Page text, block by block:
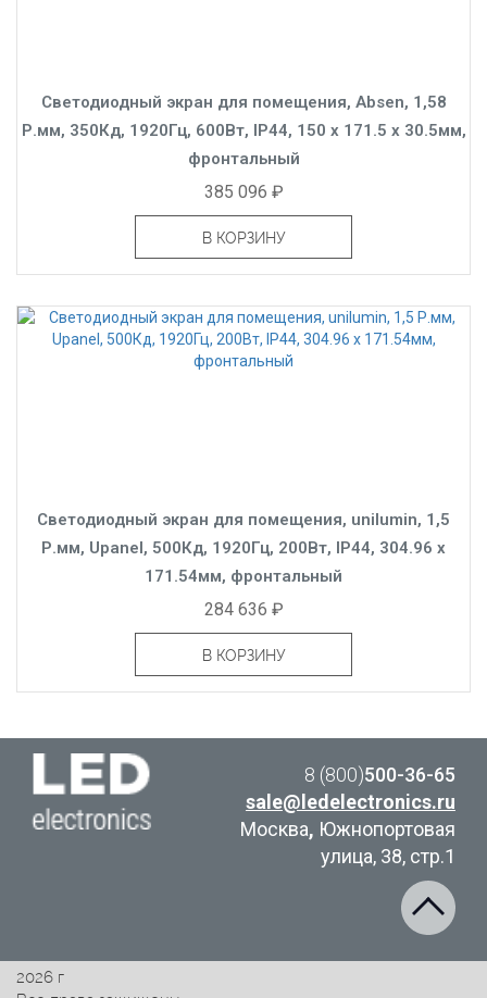
Светодиодный экран для помещения, Absen, 1,58
Р.мм, 350Кд, 1920Гц, 600Вт, IP44, 150 x 171.5 x 30.5мм,
фронтальный
385 096 ₽
В КОРЗИНУ
Светодиодный экран для помещения, unilumin, 1,5
Р.мм, Upanel, 500Кд, 1920Гц, 200Вт, IP44, 304.96 x
171.54мм, фронтальный
284 636 ₽
В КОРЗИНУ
8 (800)500-36-65
sale@ledelectronics.ru
Москва, Южнопортовая
улица, 38, стр.1
2026 г